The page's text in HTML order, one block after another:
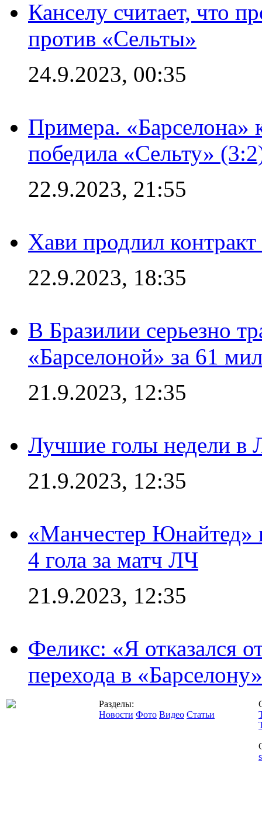
Канселу считает, что
против «Сельты»
24.9.2023, 00:35
Примера. «Барселона»
победила «Сельту»
22.9.2023, 21:55
Хави продлил
22.9.2023, 18:35
В Бразилии серьезно
«Барселоной» за 61
21.9.2023, 12:35
Лучшие голы недели в
21.9.2023, 12:35
«Манчестер Юнайтед»
4 гола за матч ЛЧ
21.9.2023, 12:35
Феликс: «Я отказался
перехода в «Барселону»
Разделы:
Новости Фото Видео Статьи